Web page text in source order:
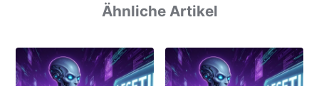
Ähnliche Artikel